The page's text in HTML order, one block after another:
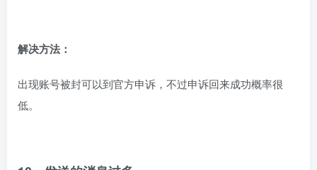
解决方法：
出现账号被封可以到官方申诉，不过申诉回来成功概率很
低。